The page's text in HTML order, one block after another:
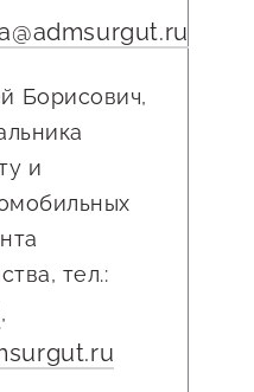
Борисович,
и
тел.:
,